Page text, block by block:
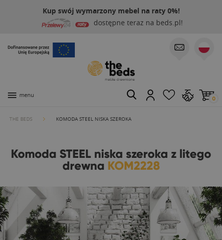
Kup swój wymarzony mebel na raty 0%!
dostępne teraz na beds.pl!
menu 0
THE BEDS KOMODA STEEL NISKA SZEROKA
Komoda STEEL niska szeroka z litego
drewna KOM2228